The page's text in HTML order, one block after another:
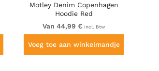
Motley Denim Copenhagen
Hoodie Red
Van 44,99 € Incl. Btw
Voeg toe aan winkelmandje